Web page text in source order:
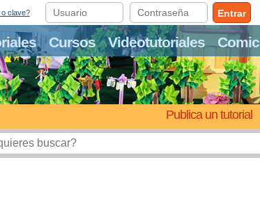
Cursos Videotutoriales Comic
Publica un tutorial
clave? Entrar